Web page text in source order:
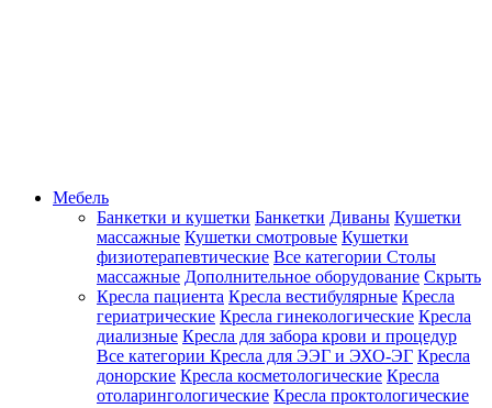
Мебель
Банкетки и кушетки Банкетки Диваны Кушетки
массажные Кушетки смотровые Кушетки
физиотерапевтические Все категории Столы
массажные Дополнительное оборудование Скрыть
Кресла пациента Кресла вестибулярные Кресла
гериатрические Кресла гинекологические Кресла
диализные Кресла для забора крови и процедур
Все категории Кресла для ЭЭГ и ЭХО-ЭГ Кресла
донорские Кресла косметологические Кресла
отоларингологические Кресла проктологические